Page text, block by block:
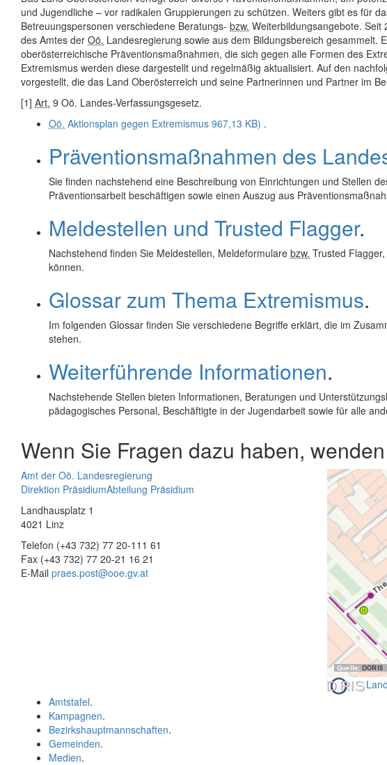
und Jugendliche – vor radikalen Gruppierungen zu schützen. Weiters gibt es für
Betreuungspersonen verschiedene Beratungs- bzw. Weiterbildungsangebote.
des Amtes der Oö. Landesregierung sowie aus dem Bildungsbereich gesammelt.
oberösterreichische Präventionsmaßnahmen, die sich gegen alle Formen des
Extremismus werden diese dargestellt und regelmäßig aktualisiert. Auf den
vorgestellt, die das Land Oberösterreich und seine Partnerinnen und Partner im
[1] Art. 9 Oö. Landes-Verfassungsgesetz.
Oö. Aktionsplan gegen Extremismus 967,13 KB) .
Präventionsmaßnahmen des
Sie finden nachstehend eine Beschreibung von Einrichtungen und Stellen
Präventionsarbeit beschäftigen sowie einen Auszug aus
Meldestellen und Trusted Flagger.
Nachstehend finden Sie Meldestellen, Meldeformulare bzw. Trusted
können.
Glossar zum Thema Extremismus.
Im folgenden Glossar finden Sie verschiedene Begriffe erklärt, die im
stehen.
Weiterführende Informationen.
Nachstehende Stellen bieten Informationen, Beratungen und
pädagogisches Personal, Beschäftigte in der Jugendarbeit sowie für alle
Wenn Sie Fragen dazu haben,
Amt der Oö. Landesregierung
Direktion PräsidiumAbteilung Präsidium
Landhausplatz 1
4021 Linz
Telefon (+43 732) 77 20-111 61
Fax (+43 732) 77 20-21 16 21
E-Mail praes.post@ooe.gv.at
Amtstafel.
Kampagnen.
Bezirkshauptmannschaften.
Gemeinden.
Medien.